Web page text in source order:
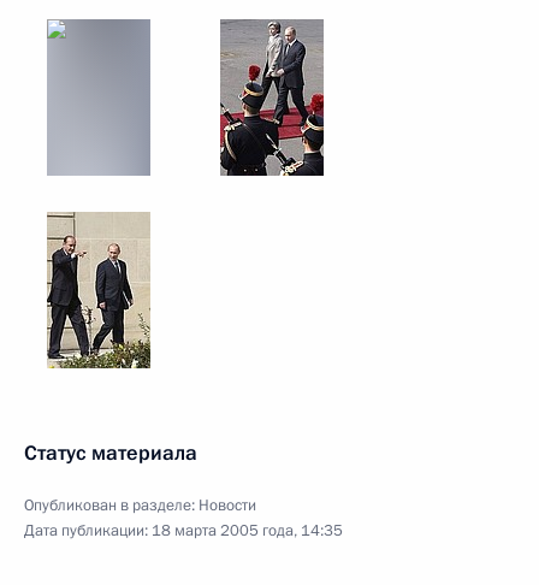
Статус материала
Опубликован в разделе: Новости
Дата публикации: 18 марта 2005 года, 14:35